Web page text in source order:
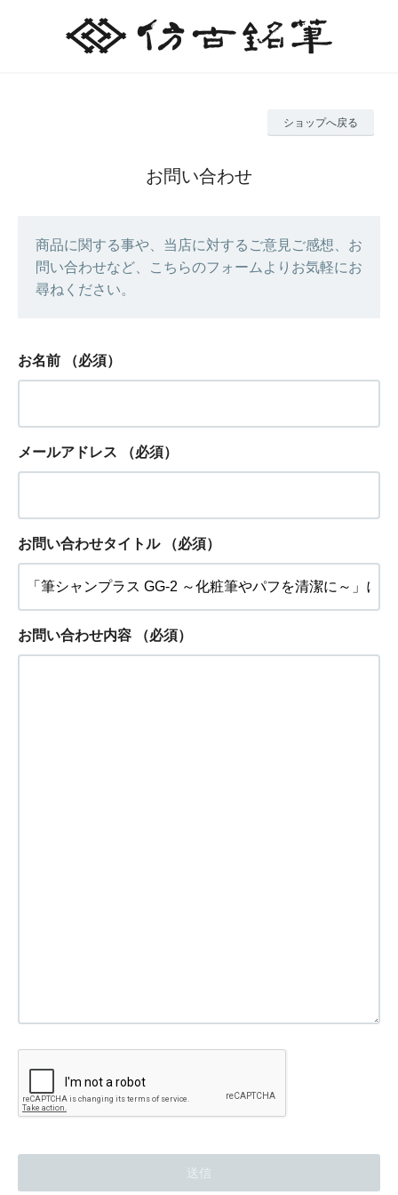
ショップへ戻る
お問い合わせ
商品に関する事や、当店に対するご意見ご感想、お
問い合わせなど、こちらのフォームよりお気軽にお
尋ねください。
お名前 （必須）
メールアドレス （必須）
お問い合わせタイトル （必須）
お問い合わせ内容 （必須）